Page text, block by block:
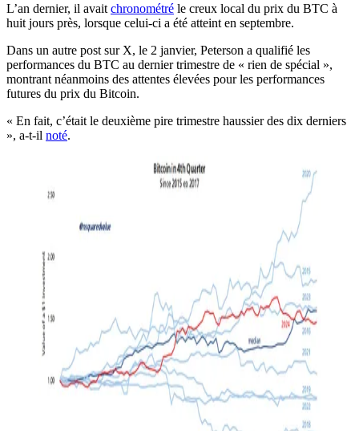
L’an dernier, il avait chronométré le creux local du prix du BTC à
huit jours près, lorsque celui-ci a été atteint en septembre.
Dans un autre post sur X, le 2 janvier, Peterson a qualifié les
performances du BTC au dernier trimestre de « rien de spécial »,
montrant néanmoins des attentes élevées pour les performances
futures du prix du Bitcoin.
« En fait, c’était le deuxième pire trimestre haussier des dix derniers
», a-t-il noté.